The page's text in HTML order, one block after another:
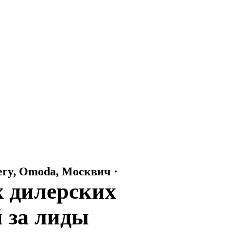
Omoda, Москвич ·
за лиды